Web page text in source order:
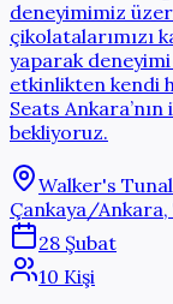
deneyimimiz
çikolatalarımızı
yaparak
etkinlikten kendi
Seats
bekliyoruz.
Walker's
Çankaya/
28 Şubat
10 Kişi